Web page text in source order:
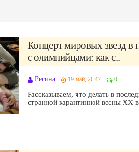
Концерт мировых звезд в
с олимпийцами: как с..
Регина 19-май, 20:47 0
Рассказываем, что делать в
странной карантинной весны ХХ